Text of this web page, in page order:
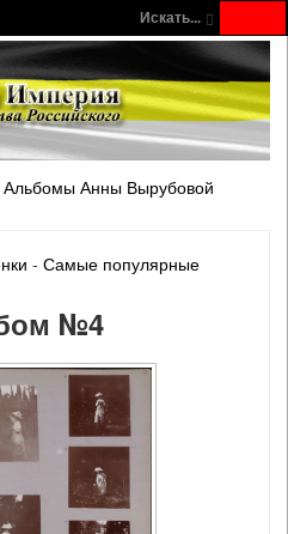
Искать...
Альбомы Анны Вырубовой
- Самые популярные
№4